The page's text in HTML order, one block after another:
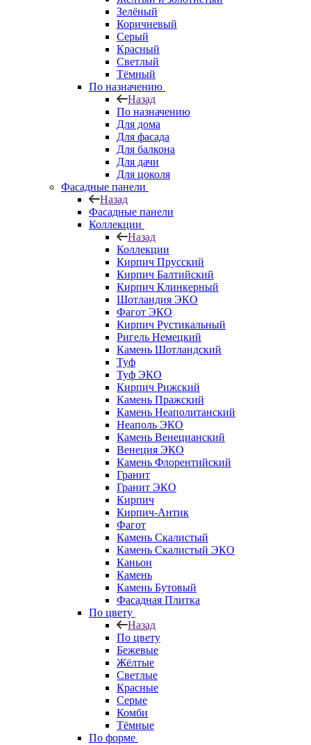
Зелёный
Коричневый
Серый
Красный
Светлый
Тёмный
По назначению
Назад
По назначению
Для дома
Для фасада
Для балкона
Для дачи
Для цоколя
Фасадные панели
Назад
Фасадные панели
Коллекции
Назад
Коллекции
Кирпич Прусский
Кирпич Балтийский
Кирпич Клинкерный
Шотландия ЭКО
Фагот ЭКО
Кирпич Рустикальный
Ригель Немецкий
Камень Шотландский
Туф
Туф ЭКО
Кирпич Рижский
Камень Пражский
Камень Неаполитанский
Неаполь ЭКО
Камень Венецианский
Венеция ЭКО
Камень Флорентийский
Гранит
Гранит ЭКО
Кирпич
Кирпич-Антик
Фагот
Камень Скалистый
Камень Скалистый ЭКО
Каньон
Камень
Камень Бутовый
Фасадная Плитка
По цвету
Назад
По цвету
Бежевые
Жёлтые
Светлые
Красные
Серые
Комби
Тёмные
По форме